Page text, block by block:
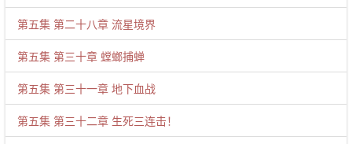
第五集 第二十八章 流星境界
第五集 第三十章 螳螂捕蝉
第五集 第三十一章 地下血战
第五集 第三十二章 生死三连击！